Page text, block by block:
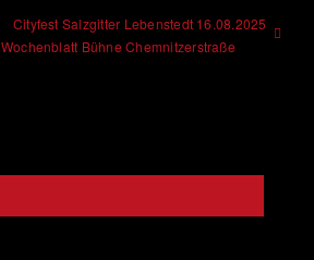
Cityfest Salzgitter Lebenstedt 16.08.2025
Wochenblatt Bühne Chemnitzerstraße